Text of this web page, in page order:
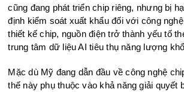
cũng đang phát triển chip riêng, nhưng bị
định kiểm soát xuất khẩu đối với công
thiết kế chip, nguồn điện trở thành yếu tố
trung tâm dữ liệu AI tiêu thụ năng lượng
Mặc dù Mỹ đang dẫn đầu về công nghệ
thế này phụ thuộc vào khả năng giải quyết